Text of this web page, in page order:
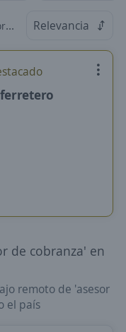
Relevancia
de cobranza' en
remoto de 'asesor
el país